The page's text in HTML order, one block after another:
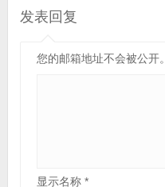
发表回复
您的邮箱地址不会被公开。
显示名称 *